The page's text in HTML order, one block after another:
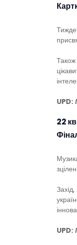
UPD:
22
UPD: